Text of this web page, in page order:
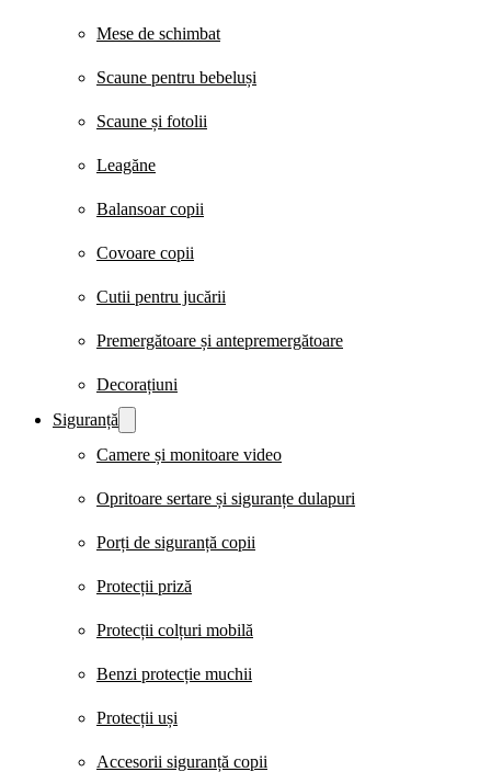
Mese de schimbat
Scaune pentru bebeluși
Scaune și fotolii
Leagăne
Balansoar copii
Covoare copii
Cutii pentru jucării
Premergătoare și antepremergătoare
Decorațiuni
Siguranță
Camere și monitoare video
Opritoare sertare și siguranțe dulapuri
Porți de siguranță copii
Protecții priză
Protecții colțuri mobilă
Benzi protecție muchii
Protecții uși
Accesorii siguranță copii